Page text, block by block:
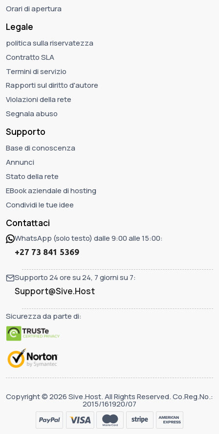
Orari di apertura
Legale
politica sulla riservatezza
Contratto SLA
Termini di servizio
Rapporti sul diritto d'autore
Violazioni della rete
Segnala abuso
Supporto
Base di conoscenza
Annunci
Stato della rete
EBook aziendale di hosting
Condividi le tue idee
Contattaci
WhatsApp (solo testo) dalle 9:00 alle 15:00:
+27 73 841 5369
Supporto 24 ore su 24, 7 giorni su 7:
Support@Sive.Host
Sicurezza da parte di:
Copyright © 2026 Sive.Host. All Rights Reserved. Co.Reg.No.:
2015/161920/07